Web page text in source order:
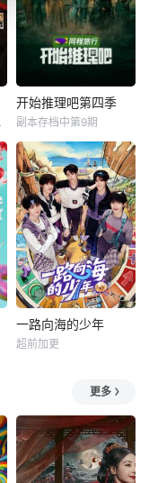
重大变局为核心脉
络，深入解析制度
演进、社会转型、
内外治理与文明格
全球视野展现中外
文明交流互鉴，探
开始推理吧第四季
张凌赫
节目是一档开放式
真人社交推理游戏
综艺。由刘宇宁、
金靖、张凌赫、丁
程鑫、周柯宇组成
的玩家团将共同进
入游戏世界《推
门》，他们将沉浸
式体验不同的角色
人生、团结协作通
开始推理吧第四季
副本存档中第9期
一路向海的少年
节目将5位少年空
投至离海最远的大
陆腹地，他们只有
一辆车和一车椰子
们，通过在途径补
一路向海的少年
超前加更
更多